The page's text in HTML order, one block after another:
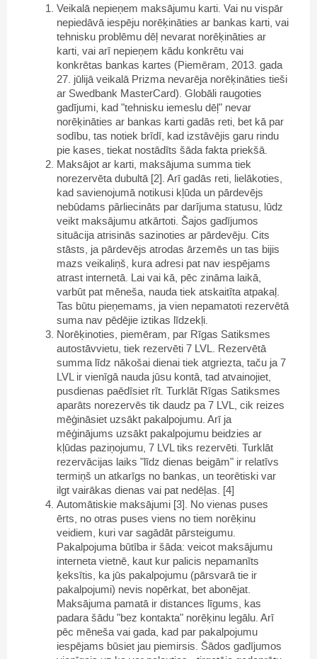
Veikalā nepieņem maksājumu karti. Vai nu vispār
nepiedāvā iespēju norēķināties ar bankas karti, vai
tehnisku problēmu dēļ nevarat norēķināties ar
karti, vai arī nepieņem kādu konkrētu vai
konkrētas bankas kartes (Piemēram, 2013. gada
27. jūlijā veikalā Prizma nevarēja norēķināties tieši
ar Swedbank MasterCard). Globāli raugoties
gadījumi, kad "tehnisku iemeslu dēļ" nevar
norēķināties ar bankas karti gadās reti, bet kā par
sodību, tas notiek brīdī, kad izstāvējis garu rindu
pie kases, tiekat nostādīts šāda fakta priekšā.
Maksājot ar karti, maksājuma summa tiek
norezervēta dubultā [2]. Arī gadās reti, lielākoties,
kad savienojumā notikusi kļūda un pārdevējs
nebūdams pārliecināts par darījuma statusu, lūdz
veikt maksājumu atkārtoti. Šajos gadījumos
situācija atrisinās sazinoties ar pārdevēju. Cits
stāsts, ja pārdevējs atrodas ārzemēs un tas bijis
mazs veikaliņš, kura adresi pat nav iespējams
atrast internetā. Lai vai kā, pēc zināma laikā,
varbūt pat mēneša, nauda tiek atskaitīta atpakaļ.
Tas būtu pieņemams, ja vien nepamatoti rezervētā
suma nav pēdējie iztikas līdzekļi.
Norēķinoties, piemēram, par Rīgas Satiksmes
autostāvvietu, tiek rezervēti 7 LVL. Rezervētā
summa līdz nākošai dienai tiek atgriezta, taču ja 7
LVL ir vienīgā nauda jūsu kontā, tad atvainojiet,
pusdienas paēdīsiet rīt. Turklāt Rīgas Satiksmes
aparāts norezervēs tik daudz pa 7 LVL, cik reizes
mēģināsiet uzsākt pakalpojumu. Arī ja
mēģinājums uzsākt pakalpojumu beidzies ar
kļūdas paziņojumu, 7 LVL tiks rezervēti. Turklāt
rezervācijas laiks "līdz dienas beigām" ir relatīvs
termiņš un atkarīgs no bankas, un teorētiski var
ilgt vairākas dienas vai pat nedēļas. [4]
Automātiskie maksājumi [3]. No vienas puses
ērts, no otras puses viens no tiem norēķinu
veidiem, kuri var sagādāt pārsteigumu.
Pakalpojuma būtība ir šāda: veicot maksājumu
interneta vietnē, kaut kur palicis nepamanīts
ķeksītis, ka jūs pakalpojumu (pārsvarā tie ir
pakalpojumi) nevis nopērkat, bet abonējat.
Maksājuma pamatā ir distances līgums, kas
padara šādu "bez kontakta" norēķinu legālu. Arī
pēc mēneša vai gada, kad par pakalpojumu
iespējams būsiet jau piemirsis. Šādos gadījumos